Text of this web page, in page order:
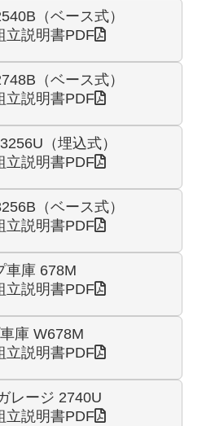
（ベース式）
立説明書PDF
（ベース式）
立説明書PDF
（埋込式）
立説明書PDF
（ベース式）
立説明書PDF
車庫 678M
立説明書PDF
庫 W678M
立説明書PDF
レージ 2740U
立説明書PDF